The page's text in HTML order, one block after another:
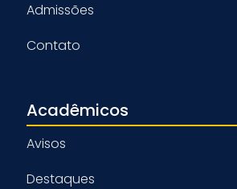
Admissões
Contato
Acadêmicos
Avisos
Destaques